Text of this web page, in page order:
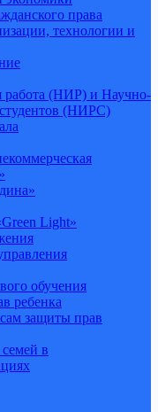
права
технологии и
работа (НИР) и Научно-
студентов (НИРС)
Light»
обучения
ребенка
защиты прав
в